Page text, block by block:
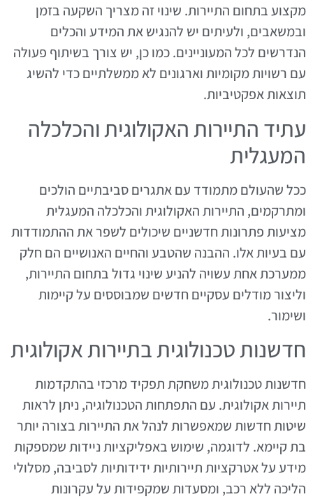
מקצוע בתחום התיירות. שינוי זה מצריך השקעה בזמן
ובמשאבים, ולעיתים יש להנגיש את המידע והכלים
הנדרשים לכל המעוניינים. כמו כן, יש צורך בשיתוף פעולה
עם רשויות מקומיות וארגונים לא ממשלתיים כדי להשיג
תוצאות אפקטיביות.
עתיד התיירות האקולוגית והכלכלה
המעגלית
ככל שהעולם מתמודד עם אתגרים סביבתיים הולכים
ומתרקמים, התיירות האקולוגית והכלכלה המעגלית
מציעות פתרונות חדשניים שיכולים לשפר את ההתמודדות
עם בעיות אלו. ההבנה שהטבע והחיים האנושיים הם חלק
ממערכת אחת עשויה להניע שינוי גדול בתחום התיירות,
וליצור מודלים עסקיים חדשים שמבוססים על קיימות
ושימור.
חדשנות טכנולוגית בתיירות אקולוגית
חדשנות טכנולוגית משחקת תפקיד מרכזי בהתקדמות
תיירות אקולוגית. עם התפתחות הטכנולוגיה, ניתן לראות
שיטות חדשות שמאפשרות לנהל את התיירות בצורה יותר
בת קיימא. לדוגמה, שימוש באפליקציות ניידות שמספקות
מידע על אטרקציות תיירותיות ידידותיות לסביבה, מסלולי
הליכה ללא רכב, ומסעדות שמקפידות על עקרונות